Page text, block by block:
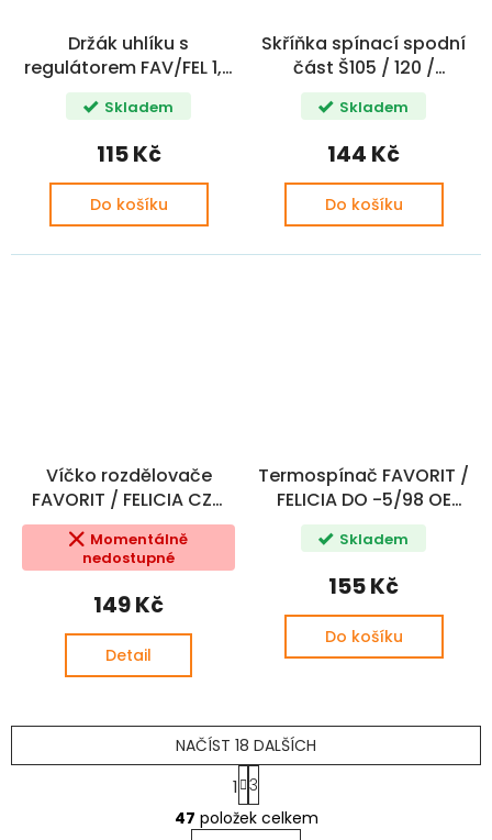
Držák uhlíku s
regulátorem FAV/FEL 1,3
N.V / VIKA (115901253B,
115901251, 115901252,
115901254)
Skladem
115 Kč
Do košíku
Skříňka spínací spodní
část Š105 / 120 /
FAVORIT / FELICIA
Skladem
144 Kč
Do košíku
Víčko rozdělovače
FAVORIT / FELICIA CZ+
(004026254A)
Momentálně
nedostupné
149 Kč
Detail
Termospínač FAVORIT /
FELICIA DO -5/98 OE
(114095071, 6U0959481E,
004433017,
007601406C,
114095070)
Skladem
155 Kč
Do košíku
O
v
NAČÍST 18 DALŠÍCH
S
t
r
á
1 3
47 položek celkem